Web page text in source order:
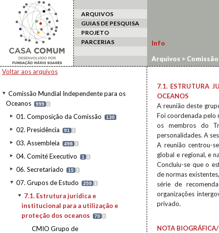
ARQUIVOS
GUIAS DE PESQUISA
PROJETO
PARCERIAS
Voltar aos arquivos
Comissão Mundial Independente para os
Oceanos
999 I
01. Composição da Comissão 130
02. Presidência 91 I
03. Assembleia 498 I
04. Comité Executivo 1 I
06. Secretariado 15 I
07. Grupos de Estudo 259 I
7.1. Estrutura jurídica e
institucional para a utilização e
proteção dos oceanos
70 I
CMIO Grupo de
Info
Arquivos >
jurídica e
7.1. ESTRUTURA
OCEANOS
A reunião deste
Foi coordenada pelo
os membros do
personalidades. A
A reunião centrou-
global e regional, e
Concluiu-se que o
de normas
série de
organizações
privado.
NOTA